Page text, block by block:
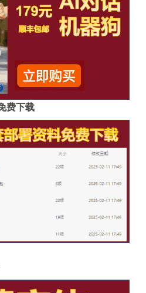
费下载